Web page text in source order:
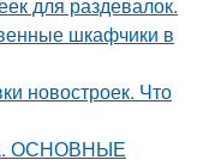
шкафчики в
новостроек. Что
ОСНОВНЫЕ